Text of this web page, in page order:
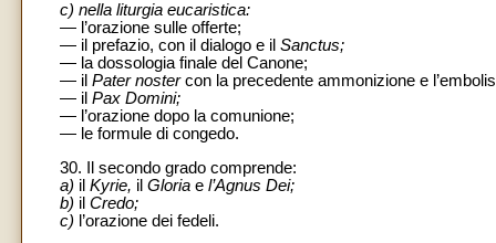
c) nella liturgia eucaristica:
— l’orazione sulle offerte;
— il prefazio, con il dialogo e il Sanctus;
— la dossologia finale del Canone;
— il Pater nostercon la precedente ammonizione e
— il Pax Domini;
— l’orazione dopo la comunione;
— le formule di congedo.
30. Il secondo grado comprende:
a) il Kyrie, il Gloria e l’Agnus Dei;
b) il Credo;
c) l’orazione dei fedeli.